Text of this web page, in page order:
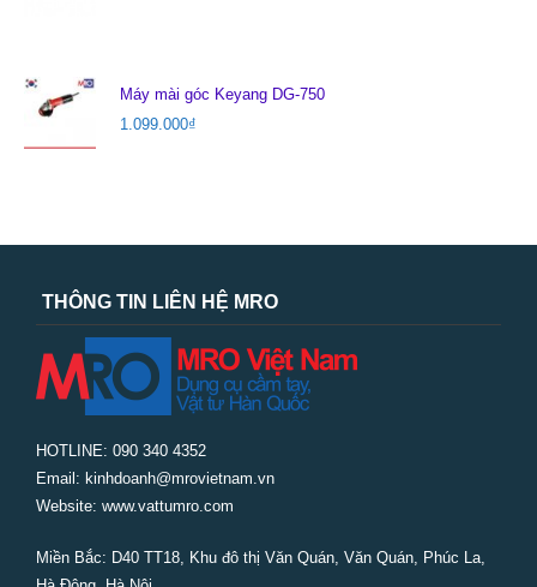
Máy mài góc Keyang DG-750
1.099.000₫
THÔNG TIN LIÊN HỆ MRO
HOTLINE: 090 340 4352
Email: kinhdoanh@mrovietnam.vn
Website: www.vattumro.com
Miền Bắc: D40 TT18, Khu đô thị Văn Quán, Văn Quán, Phúc La,